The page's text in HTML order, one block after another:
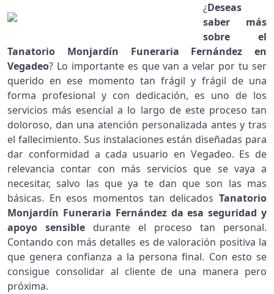
¿Deseas
saber más
sobre el
Tanatorio Monjardín Funeraria Fernández en
Vegadeo? Lo importante es que van a velar por tu ser
querido en ese momento tan frágil y frágil de una
forma profesional y con dedicación, es uno de los
servicios más esencial a lo largo de este proceso tan
doloroso, dan una atención personalizada antes y tras
el fallecimiento. Sus instalaciones están diseñadas para
dar conformidad a cada usuario en Vegadeo. Es de
relevancia contar con más servicios que se vaya a
necesitar, salvo las que ya te dan que son las mas
básicas. En esos momentos tan delicados Tanatorio
Monjardín Funeraria Fernández da esa seguridad y
apoyo sensible durante el proceso tan personal.
Contando con más detalles es de valoración positiva la
que genera confianza a la persona final. Con esto se
consigue consolidar al cliente de una manera pero
próxima.